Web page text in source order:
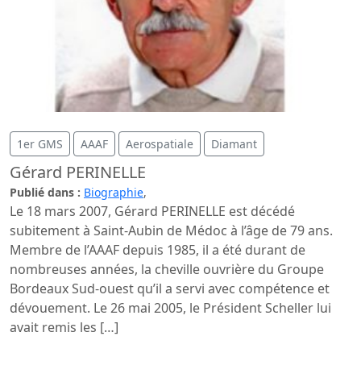
1er GMS AAAF Aerospatiale Diamant
Gérard PERINELLE
Publié dans : Biographie,
Le 18 mars 2007, Gérard PERINELLE est décédé
subitement à Saint-Aubin de Médoc à l’âge de 79 ans.
Membre de l’AAAF depuis 1985, il a été durant de
nombreuses années, la cheville ouvrière du Groupe
Bordeaux Sud-ouest qu’il a servi avec compétence et
dévouement. Le 26 mai 2005, le Président Scheller lui
avait remis les […]